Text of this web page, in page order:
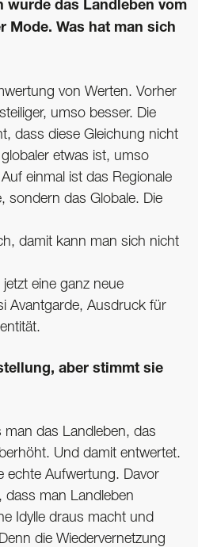
wurde das Landleben vom
Mode. Was hat man sich
von Werten. Vorher
umso besser. Die
dass diese Gleichung nicht
etwas ist, umso
einmal ist das Regionale
sondern das Globale. Die
damit kann man sich nicht
jetzt eine ganz neue
Avantgarde, Ausdruck für
aber stimmt sie
man das Landleben, das
Und damit entwertet.
echte Aufwertung. Davor
dass man Landleben
Idylle draus macht und
die Wiedervernetzung